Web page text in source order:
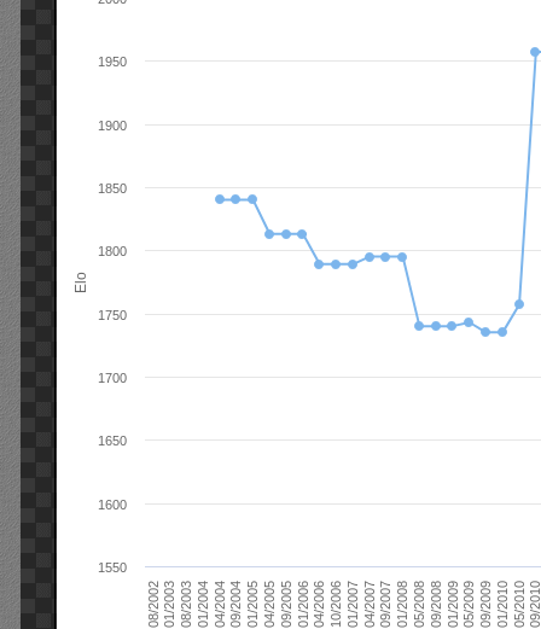
Elo
08/200201/200308/200301/200404/200409/200401/200504/200509/200501/200604/200610/200601/200704/200709/200701/200805/200809/200801/200905/200909/200901/201005/201009/
1550
1600
1650
1700
1750
1800
1850
1900
1950